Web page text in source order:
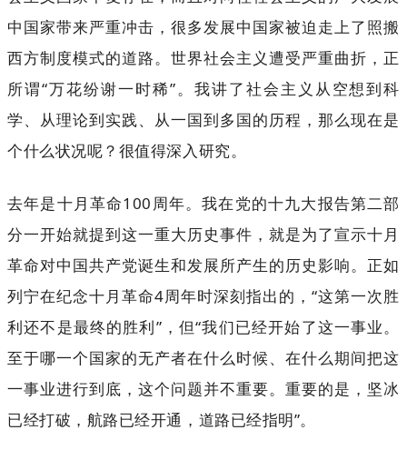
中国家带来严重冲击，很多发展中国家被迫走上了照搬
西方制度模式的道路。世界社会主义遭受严重曲折，正
所谓“万花纷谢一时稀”。我讲了社会主义从空想到科
学、从理论到实践、从一国到多国的历程，那么现在是
个什么状况呢？很值得深入研究。
去年是十月革命100周年。我在党的十九大报告第二部
分一开始就提到这一重大历史事件，就是为了宣示十月
革命对中国共产党诞生和发展所产生的历史影响。正如
列宁在纪念十月革命4周年时深刻指出的，“这第一次胜
利还不是最终的胜利”，但“我们已经开始了这一事业。
至于哪一个国家的无产者在什么时候、在什么期间把这
一事业进行到底，这个问题并不重要。重要的是，坚冰
已经打破，航路已经开通，道路已经指明”。